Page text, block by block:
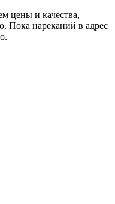
цены и качества,
Пока нареканий в адрес